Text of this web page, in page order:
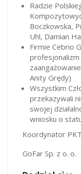
Radzie
Boczkowska,
Uhl, Damian
Firmie Cebrio
profesjonalizm
Anity Grędy)
Wszystkim
przekazywali
swojej
wniosku o
Koordynator
GoFar Sp. z o. o.